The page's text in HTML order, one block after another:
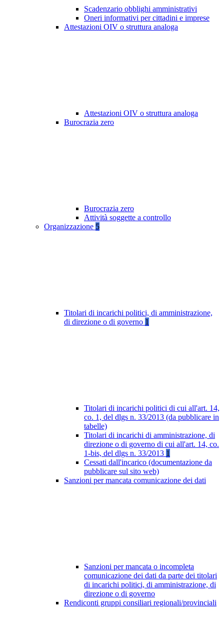
Scadenzario obblighi amministrativi
Oneri informativi per cittadini e imprese
Attestazioni OIV o struttura analoga
Attestazioni OIV o struttura analoga
Burocrazia zero
Burocrazia zero
Attività soggette a controllo
Organizzazione 5
Titolari di incarichi politici, di amministrazione,
di direzione o di governo 1
Titolari di incarichi politici di cui all'art. 14,
co. 1, del dlgs n. 33/2013 (da pubblicare in
tabelle)
Titolari di incarichi di amministrazione, di
direzione o di governo di cui all'art. 14, co.
1-bis, del dlgs n. 33/2013 1
Cessati dall'incarico (documentazione da
pubblicare sul sito web)
Sanzioni per mancata comunicazione dei dati
Sanzioni per mancata o incompleta
comunicazione dei dati da parte dei titolari
di incarichi politici, di amministrazione, di
direzione o di governo
Rendiconti gruppi consiliari regionali/provinciali